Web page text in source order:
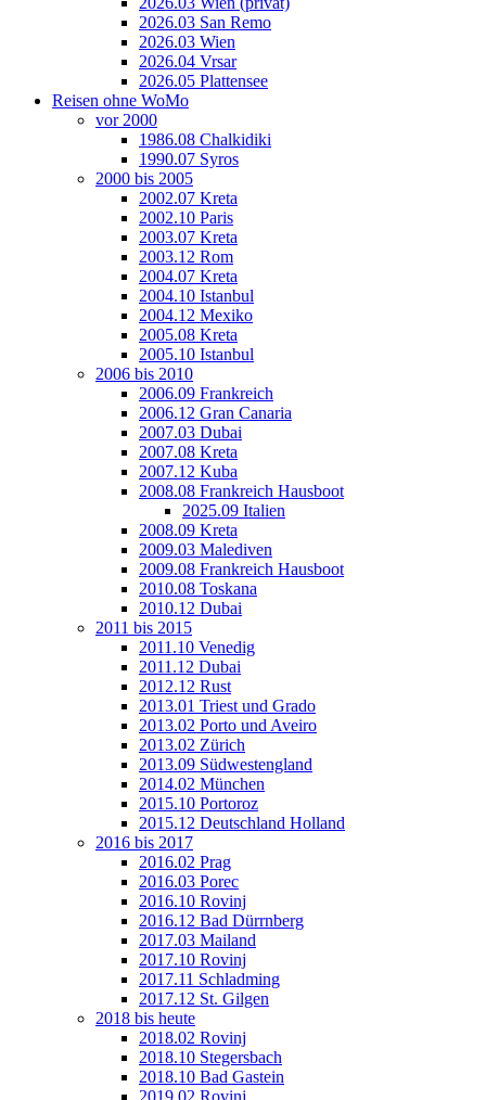
2026.03 San Remo
2026.03 Wien
2026.04 Vrsar
2026.05 Plattensee
Reisen ohne WoMo
vor 2000
1986.08 Chalkidiki
1990.07 Syros
2000 bis 2005
2002.07 Kreta
2002.10 Paris
2003.07 Kreta
2003.12 Rom
2004.07 Kreta
2004.10 Istanbul
2004.12 Mexiko
2005.08 Kreta
2005.10 Istanbul
2006 bis 2010
2006.09 Frankreich
2006.12 Gran Canaria
2007.03 Dubai
2007.08 Kreta
2007.12 Kuba
2008.08 Frankreich Hausboot
2025.09 Italien
2008.09 Kreta
2009.03 Malediven
2009.08 Frankreich Hausboot
2010.08 Toskana
2010.12 Dubai
2011 bis 2015
2011.10 Venedig
2011.12 Dubai
2012.12 Rust
2013.01 Triest und Grado
2013.02 Porto und Aveiro
2013.02 Zürich
2013.09 Südwestengland
2014.02 München
2015.10 Portoroz
2015.12 Deutschland Holland
2016 bis 2017
2016.02 Prag
2016.03 Porec
2016.10 Rovinj
2016.12 Bad Dürrnberg
2017.03 Mailand
2017.10 Rovinj
2017.11 Schladming
2017.12 St. Gilgen
2018 bis heute
2018.02 Rovinj
2018.10 Stegersbach
2018.10 Bad Gastein
2019.02 Rovinj